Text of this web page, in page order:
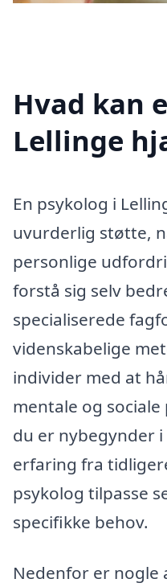
Hvad kan
Lellinge
En psykolog i
uvurderlig støtte,
personlige
forstå sig selv
specialiserede
videnskabelige
individer med at
mentale og
du er nybegynder
erfaring fra
psykolog tilpasse
specifikke behov.
Nedenfor er nogle